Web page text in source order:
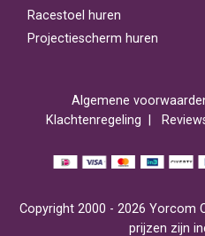
Racestoel huren
Projectiescherm huren
Algemene
Klachtenregeling
Copyright 2000 - 2026 Yorcom
prijzen zijn